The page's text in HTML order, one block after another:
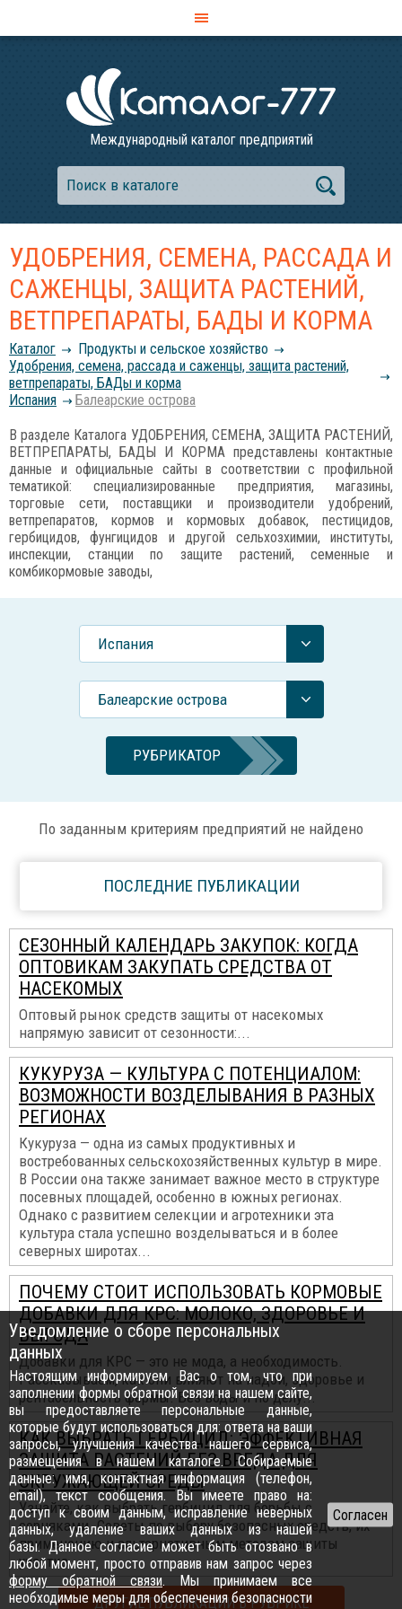
Международный каталог предприятий
УДОБРЕНИЯ, СЕМЕНА, РАССАДА И
САЖЕНЦЫ, ЗАЩИТА РАСТЕНИЙ,
ВЕТПРЕПАРАТЫ, БАДЫ И КОРМА
Каталог
Продукты и сельское хозяйство
Удобрения, семена, рассада и саженцы, защита растений,
ветпрепараты, БАДы и корма
Испания
Балеарские острова
В разделе Каталога УДОБРЕНИЯ, СЕМЕНА, ЗАЩИТА РАСТЕНИЙ,
ВЕТПРЕПАРАТЫ, БАДЫ И КОРМА представлены контактные
данные и официальные сайты в соответствии с профильной
тематикой: специализированные предприятия, магазины,
торговые сети, поставщики и производители удобрений,
ветпрепаратов, кормов и кормовых добавок, пестицидов,
гербицидов, фунгицидов и другой сельхозхимии, институты,
инспекции, станции по защите растений, семенные и
комбикормовые заводы,
Испания
Балеарские острова
РУБРИКАТОР
По заданным критериям предприятий не найдено
ПОСЛЕДНИЕ ПУБЛИКАЦИИ
СЕЗОННЫЙ КАЛЕНДАРЬ ЗАКУПОК: КОГДА
ОПТОВИКАМ ЗАКУПАТЬ СРЕДСТВА ОТ
НАСЕКОМЫХ
Оптовый рынок средств защиты от насекомых
напрямую зависит от сезонности:...
КУКУРУЗА — КУЛЬТУРА С ПОТЕНЦИАЛОМ:
ВОЗМОЖНОСТИ ВОЗДЕЛЫВАНИЯ В РАЗНЫХ
РЕГИОНАХ
Кукуруза — одна из самых продуктивных и
востребованных сельскохозяйственных культур в мире.
В России она также занимает важное место в структуре
посевных площадей, особенно в южных регионах.
Однако с развитием селекции и агротехники эта
культура стала успешно возделываться и в более
северных широтах...
ПОЧЕМУ СТОИТ ИСПОЛЬЗОВАТЬ КОРМОВЫЕ
ДОБАВКИ ДЛЯ КРС: МОЛОКО, ЗДОРОВЬЕ И
ВЫГОДА
Добавки для КРС — это не мода, а необходимость.
Рассказываем, как они влияют на надои, здоровье и
рентабельность фермы. Без воды и по делу...
КАК ВЫБРАТЬ ГЕРБИЦИД: ЭФФЕКТИВНАЯ
ЗАЩИТА РАСТЕНИЙ БЕЗ ВРЕДА ДЛЯ
ОКРУЖАЮЩЕЙ СРЕДЫ
Узнайте, как выбрать гербицид для борьбы с
сорняками. Советы по выбору безопасных средств, их
применению и альтернативным методам защиты
участка...
ДРУГИЕ ПУБЛИКАЦИИ В РУБРИКЕ
Уведомление о сборе персональных
данных
Настоящим информируем Вас о том, что при
заполнении формы обратной связи на нашем сайте,
вы предоставляете персональные данные,
которые будут использоваться для: ответа на ваши
запросы, улучшения качества нашего сервиса,
размещения в нашем каталоге. Собираемые
данные: имя, контактная информация (телефон,
email), текст сообщения. Вы имеете право на:
доступ к своим данным, исправление неверных
данных, удаление ваших данных из нашей
базы. Данное согласие может быть отозвано в
любой момент, просто отправив нам запрос через
форму обратной связи. Мы принимаем все
необходимые меры для обеспечения безопасности